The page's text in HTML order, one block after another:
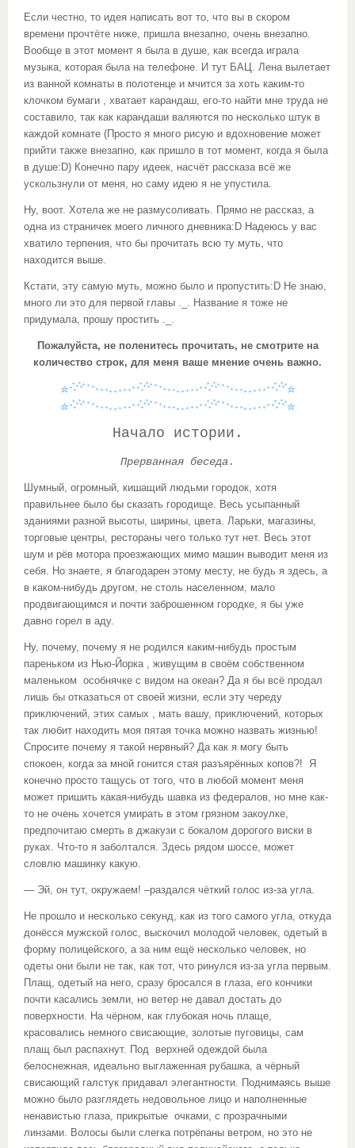
Если честно, то идея написать вот то, что вы в скором
времени прочтёте ниже, пришла внезапно, очень внезапно.
Вообще в этот момент я была в душе, как всегда играла
музыка, которая была на телефоне. И тут БАЦ. Лена вылетает
из ванной комнаты в полотенце и мчится за хоть каким-то
клочком бумаги , хватает карандаш, его-то найти мне труда не
составило, так как карандаши валяются по несколько штук в
каждой комнате (Просто я много рисую и вдохновение может
прийти также внезапно, как пришло в тот момент, когда я была
в душе:D) Конечно пару идеек, насчёт рассказа всё же
ускользнули от меня, но саму идею я не упустила.
Ну, воот. Хотела же не размусоливать. Прямо не рассказ, а
одна из страничек моего личного дневника:D Надеюсь у вас
хватило терпения, что бы прочитать всю ту муть, что
находится выше.
Кстати, эту самую муть, можно было и пропустить:D Не знаю,
много ли это для первой главы ._. Название я тоже не
придумала, прошу простить ._.
Пожалуйста, не поленитесь прочитать, не смотрите на
количество строк, для меня ваше мнение очень важно.
Начало истории.
Прерванная беседа.
Шумный, огромный, кишащий людьми городок, хотя
правильнее было бы сказать городище. Весь усыпанный
зданиями разной высоты, ширины, цвета. Ларьки, магазины,
торговые центры, рестораны чего только тут нет. Весь этот
шум и рёв мотора проезжающих мимо машин выводит меня из
себя. Но знаете, я благодарен этому месту, не будь я здесь, а
в каком-нибудь другом, не столь населенном, мало
продвигающимся и почти заброшенном городке, я бы уже
давно горел в аду.
Ну, почему, почему я не родился каким-нибудь простым
пареньком из Нью-Йорка , живущим в своём собственном
маленьком особнячке с видом на океан? Да я бы всё продал
лишь бы отказаться от своей жизни, если эту череду
приключений, этих самых , мать вашу, приключений, которых
так любит находить моя пятая точка можно назвать жизнью!
Спросите почему я такой нервный? Да как я могу быть
спокоен, когда за мной гонится стая разъярённых копов?! Я
конечно просто тащусь от того, что в любой момент меня
может пришить какая-нибудь шавка из федералов, но мне как-
то не очень хочется умирать в этом грязном закоулке,
предпочитаю смерть в джакузи с бокалом дорогого виски в
руках. Что-то я заболтался. Здесь рядом шоссе, может
словлю машинку какую.
— Эй, он тут, окружаем! –раздался чёткий голос из-за угла.
Не прошло и несколько секунд, как из того самого угла, откуда
донёсся мужской голос, выскочил молодой человек, одетый в
форму полицейского, а за ним ещё несколько человек, но
одеты они были не так, как тот, что ринулся из-за угла первым.
Плащ, одетый на него, сразу бросался в глаза, его кончики
почти касались земли, но ветер не давал достать до
поверхности. На чёрном, как глубокая ночь плаще,
красовались немного свисающие, золотые пуговицы, сам
плащ был распахнут. Под верхней одеждой была
белоснежная, идеально выглаженная рубашка, а чёрный
свисающий галстук придавал элегантности. Поднимаясь выше
можно было разглядеть недовольное лицо и наполненные
ненавистью глаза, прикрытые очками, с прозрачными
линзами. Волосы были слегка потрёпаны ветром, но это не